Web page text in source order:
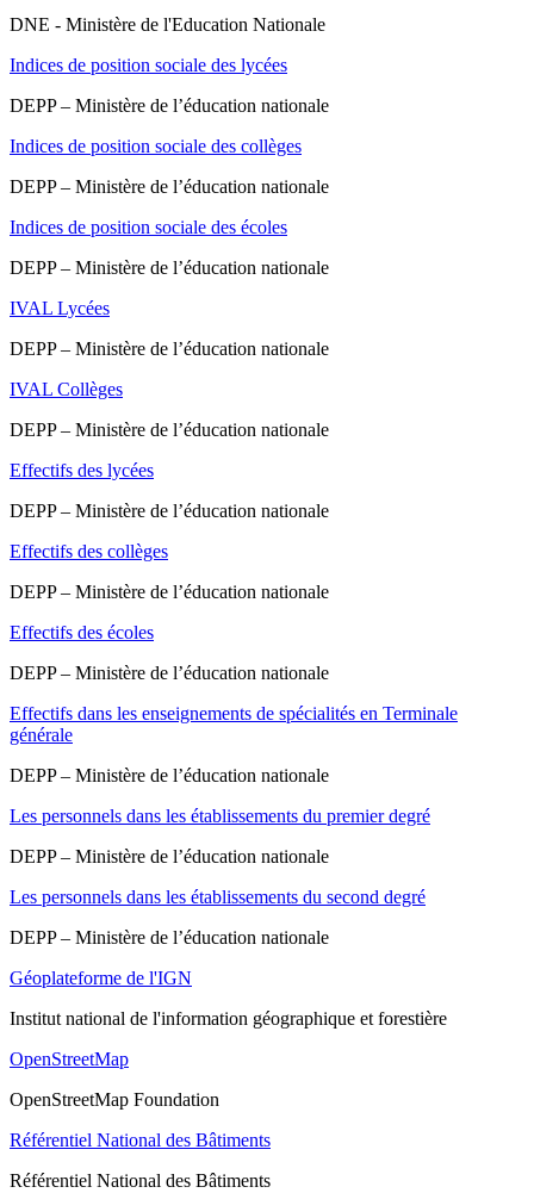
DNE - Ministère de l'Education Nationale
Indices de position sociale des lycées
DEPP – Ministère de l’éducation nationale
Indices de position sociale des collèges
DEPP – Ministère de l’éducation nationale
Indices de position sociale des écoles
DEPP – Ministère de l’éducation nationale
IVAL Lycées
DEPP – Ministère de l’éducation nationale
IVAL Collèges
DEPP – Ministère de l’éducation nationale
Effectifs des lycées
DEPP – Ministère de l’éducation nationale
Effectifs des collèges
DEPP – Ministère de l’éducation nationale
Effectifs des écoles
DEPP – Ministère de l’éducation nationale
Effectifs dans les enseignements de spécialités en Terminale
générale
DEPP – Ministère de l’éducation nationale
Les personnels dans les établissements du premier degré
DEPP – Ministère de l’éducation nationale
Les personnels dans les établissements du second degré
DEPP – Ministère de l’éducation nationale
Géoplateforme de l'IGN
Institut national de l'information géographique et forestière
OpenStreetMap
OpenStreetMap Foundation
Référentiel National des Bâtiments
Référentiel National des Bâtiments